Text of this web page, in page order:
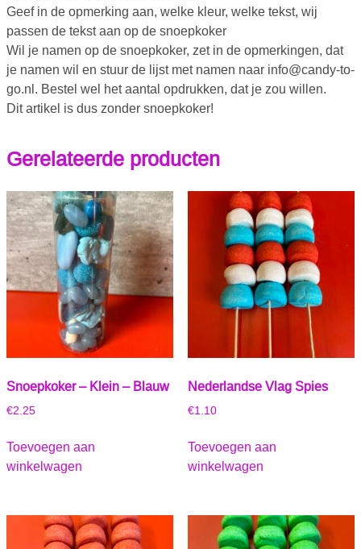
Geef in de opmerking aan, welke kleur, welke tekst, wij
passen de tekst aan op de snoepkoker
Wil je namen op de snoepkoker, zet in de opmerkingen, dat
je namen wil en stuur de lijst met namen naar info@candy-to-
go.nl. Bestel wel het aantal opdrukken, dat je zou willen.
Dit artikel is dus zonder snoepkoker!
Gerelateerde producten
Snoepkoker – Klein – Blauw
€2.25
Toevoegen aan
winkelwagen
Nederlandse Vlag Spies
€1.10
Toevoegen aan
winkelwagen